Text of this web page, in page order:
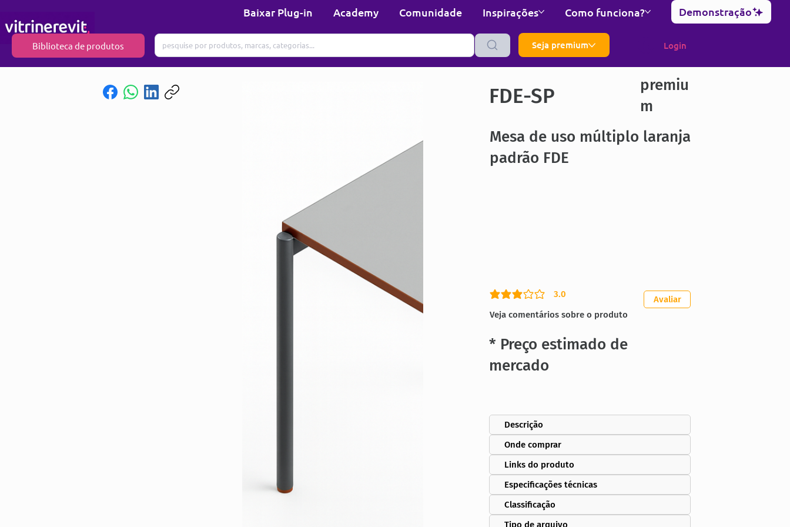
Baixar Plug-in Academy Comunidade Inspirações Como funciona? Demonstração
Biblioteca de produtos Seja premium Login
FDE-SP
premiu
m
Mesa de uso múltiplo laranja
padrão FDE
3.0
classificação média é 3 de 5
Veja comentários sobre o produto
Avaliar
* Preço estimado de
mercado
Descrição
Onde comprar
Links do produto
Especificações técnicas
Classificação
Tipo de arquivo